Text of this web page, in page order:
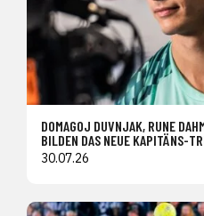
DOMAGOJ DUVNJAK, RUNE
BILDEN DAS NEUE KAPITÄNS-
30.07.26